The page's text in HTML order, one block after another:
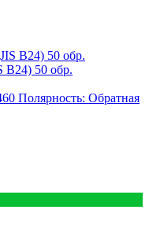
B24) 50 обр.
Полярность: Обратная